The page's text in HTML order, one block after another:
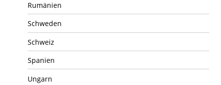
Rumänien
Schweden
Schweiz
Spanien
Ungarn